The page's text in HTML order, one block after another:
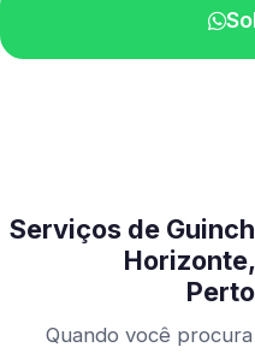
Serviços de
Quando você